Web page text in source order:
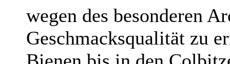
wegen des besonderen
Geschmacksqualität zu